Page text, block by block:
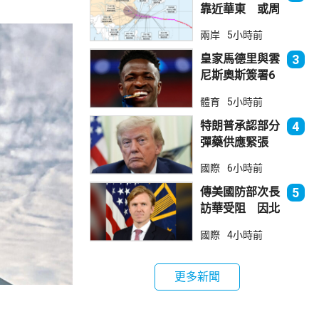
靠近華東 或周
兩岸 5小時前
皇家馬德里與雲
尼斯奧斯簽署6
3
體育 5小時前
特朗普承認部分
彈藥供應緊張
成
4
國際 6小時前
傳美國防部次長
訪華受阻 因北
售
5
國際 4小時前
更多新聞